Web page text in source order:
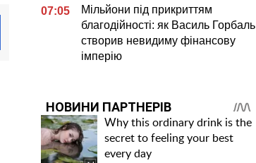
07:05
Мільйони під прикриттям
благодійності: як Василь Горбаль
створив невидиму фінансову
імперію